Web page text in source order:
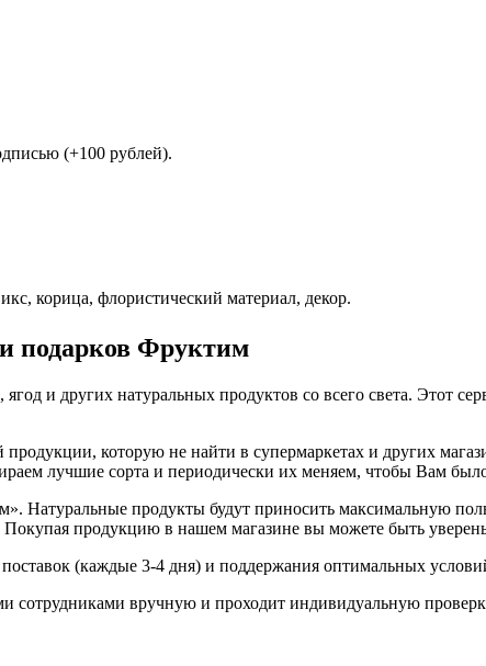
(+100 рублей).
корица, флористический материал, декор.
подарков Фруктим
и других натуральных продуктов со всего света. Этот
которую не найти в супермаркетах и других
лучшие сорта и периодически их меняем, чтобы Вам
Натуральные продукты будут приносить максимальную
продукцию в нашем магазине вы можете быть
(каждые 3-4 дня) и поддержания оптимальных
сотрудниками вручную и проходит индивидуальную